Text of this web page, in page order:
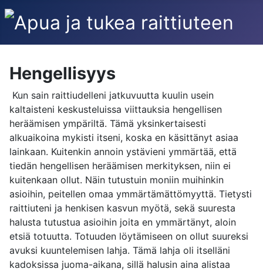
Hengellisyys
Kun sain raittiudelleni jatkuvuutta kuulin usein
kaltaisteni keskusteluissa viittauksia hengellisen
heräämisen ympäriltä. Tämä yksinkertaisesti
alkuaikoina mykisti itseni, koska en käsittänyt asiaa
lainkaan. Kuitenkin annoin ystävieni ymmärtää, että
tiedän hengellisen heräämisen merkityksen, niin ei
kuitenkaan ollut. Näin tutustuin moniin muihinkin
asioihin, peitellen omaa ymmärtämättömyyttä. Tietysti
raittiuteni ja henkisen kasvun myötä, sekä suuresta
halusta tutustua asioihin joita en ymmärtänyt, aloin
etsiä totuutta. Totuuden löytämiseen on ollut suureksi
avuksi kuuntelemisen lahja. Tämä lahja oli itselläni
kadoksissa juoma-aikana, sillä halusin aina alistaa